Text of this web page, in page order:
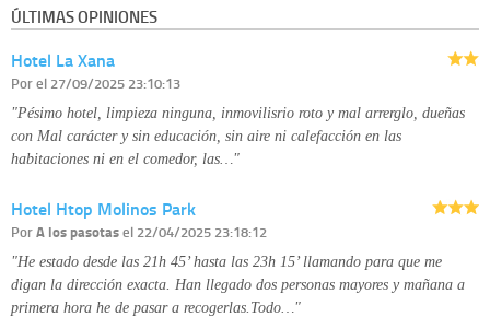
Derechos:tiene derecho a saber qué información tenemos sobre usted,
disponible en nuestra página web.
Información complementaria:
ÚLTIMAS OPINIONES
Hotel La Xana
Porel 27/09/2025 23:10:13
"Pésimo hotel, limpieza ninguna, inmovilisrio roto y mal arrerglo, dueñas
con Mal carácter y sin educación, sin aire ni calefacción en las
habitaciones ni en el comedor, las…"
Hotel Htop Molinos Park
PorA los pasotasel 22/04/2025 23:18:12
"He estado desde las 21h 45’ hasta las 23h 15’ llamando para que me
digan la dirección exacta. Han llegado dos personas mayores y mañana a
primera hora he de pasar a recogerlas.Todo…"